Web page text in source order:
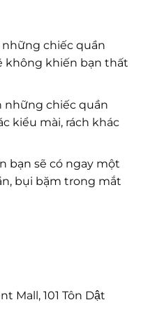
chiếc quần
không khiến bạn thất
những chiếc quần
kiểu mài, rách khác
bạn sẽ có ngay một
bụi bặm trong mắt
Mall, 101 Tôn Dật